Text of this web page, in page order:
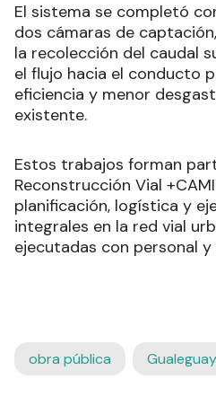
El sistema se completó
dos cámaras de
la recolección del caudal
el flujo hacia el conducto
eficiencia y menor
existente.
Estos trabajos forman
Reconstrucción Vial
planificación, logística y
integrales en la red vial
ejecutadas con personal
obra pública